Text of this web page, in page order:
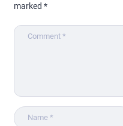
marked *